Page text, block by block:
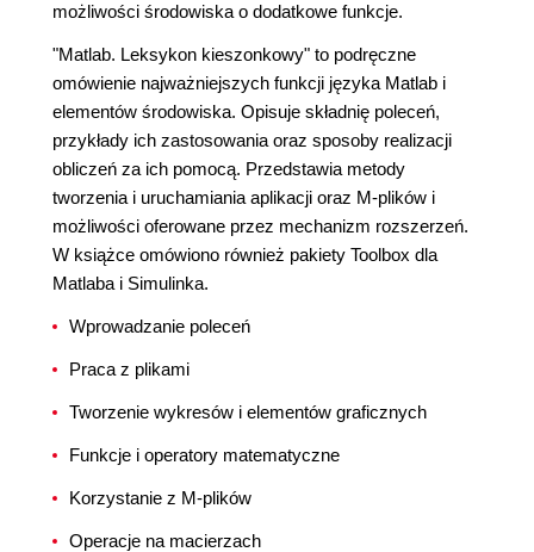
możliwości środowiska o dodatkowe funkcje.
"Matlab. Leksykon kieszonkowy" to podręczne
omówienie najważniejszych funkcji języka Matlab i
elementów środowiska. Opisuje składnię poleceń,
przykłady ich zastosowania oraz sposoby realizacji
obliczeń za ich pomocą. Przedstawia metody
tworzenia i uruchamiania aplikacji oraz M-plików i
możliwości oferowane przez mechanizm rozszerzeń.
W książce omówiono również pakiety Toolbox dla
Matlaba i Simulinka.
Wprowadzanie poleceń
Praca z plikami
Tworzenie wykresów i elementów graficznych
Funkcje i operatory matematyczne
Korzystanie z M-plików
Operacje na macierzach